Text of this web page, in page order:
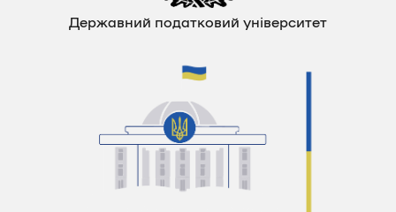
Державний податковий університет